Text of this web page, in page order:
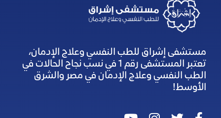
مستشفى إشراق للطب النفسي وعلاج الإدمان،
تعتبر المستشفى رقم 1 في نسب نجاح الحالات في
الطب النفسي وعلاج الإدمان في مصر والشرق
الأوسط!